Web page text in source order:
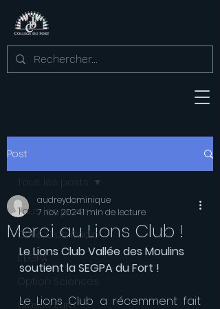
Post
Tous les posts
CDI & Club Radio
L'EGPA
Option Sciences
Classe Euro
Tous les posts
Merci au Lions Club !
audreydominique
7 nov. 20241 min de lecture
Le Lions Club Vallée des Moulins
soutient la SEGPA du Fort !
Le Lions Club a récemment fait